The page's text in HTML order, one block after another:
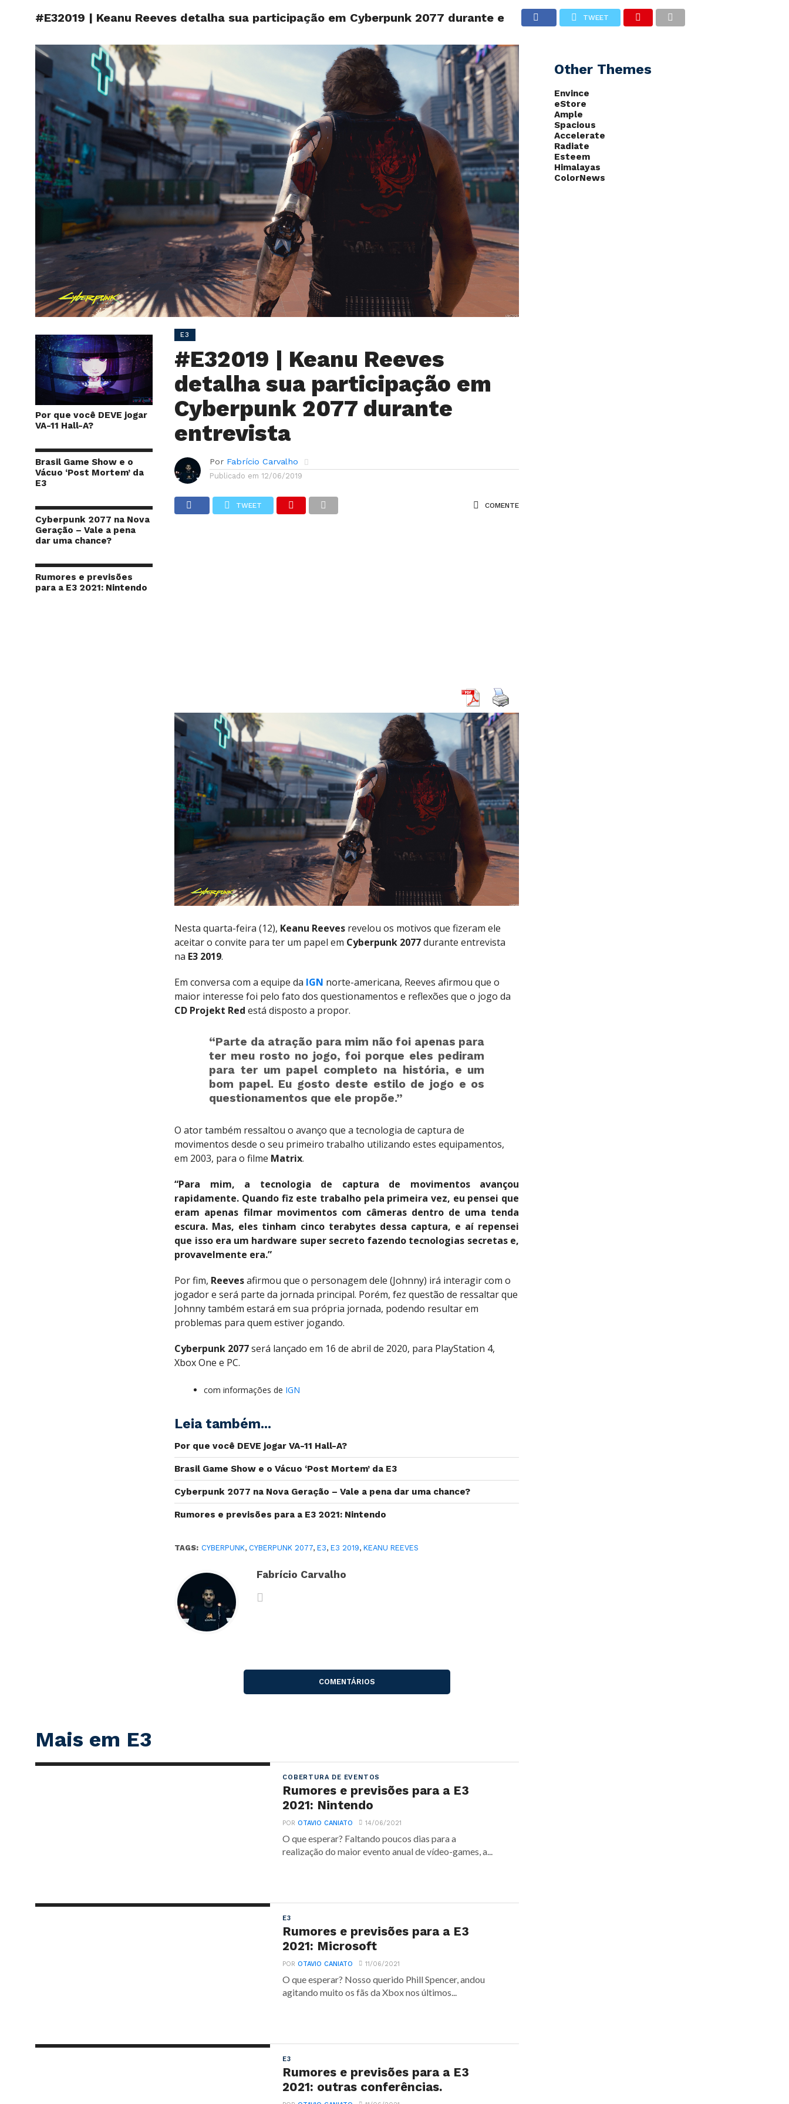
CRÍTICAS NOTÍCIAS PODCASTS
#E32019 | Keanu Reeves detalha sua participação em Cyberpunk 2077 durante entrevista TWEET
Por que você DEVE jogar
VA-11 Hall-A?
Brasil Game Show e o
Vácuo ‘Post Mortem’ da
E3
Cyberpunk 2077 na Nova
Geração – Vale a pena
dar uma chance?
Rumores e previsões
para a E3 2021: Nintendo
E3
#E32019 | Keanu Reeves
detalha sua participação em
Cyberpunk 2077 durante
entrevista
Por Fabrício Carvalho
Publicado em 12/06/2019
TWEET COMENTE
Nesta quarta-feira (12), Keanu Reeves revelou os motivos que fizeram ele
aceitar o convite para ter um papel em Cyberpunk 2077durante entrevista
na E3 2019.
Em conversa com a equipe da IGN norte-americana, Reeves afirmou que o
maior interesse foi pelo fato dos questionamentos e reflexões que o jogo da
CD Projekt Red está disposto a propor.
“Parte da atração para mim não foi apenas para
ter meu rosto no jogo, foi porque eles pediram
para ter um papel completo na história, e um
bom papel. Eu gosto deste estilo de jogo e os
questionamentos que ele propõe.”
O ator também ressaltou o avanço que a tecnologia de captura de
movimentos desde o seu primeiro trabalho utilizando estes equipamentos,
em 2003, para o filme Matrix.
“Para mim, a tecnologia de captura de movimentos avançou
rapidamente. Quando fiz este trabalho pela primeira vez, eu pensei que
eram apenas filmar movimentos com câmeras dentro de uma tenda
escura. Mas, eles tinham cinco terabytes dessa captura, e aí repensei
que isso era um hardware super secreto fazendo tecnologias secretas e,
provavelmente era.”
Por fim, Reevesafirmou que o personagem dele (Johnny) irá interagir com o
jogador e será parte da jornada principal. Porém, fez questão de ressaltar que
Johnny também estará em sua própria jornada, podendo resultar em
problemas para quem estiver jogando.
Cyberpunk 2077será lançado em 16 de abril de 2020, para PlayStation 4,
Xbox One e PC.
com informações de IGN
Leia também...
Por que você DEVE jogar VA-11 Hall-A?
Brasil Game Show e o Vácuo ‘Post Mortem’ da E3
Cyberpunk 2077 na Nova Geração – Vale a pena dar uma chance?
Rumores e previsões para a E3 2021: Nintendo
TAGS: CYBERPUNK, CYBERPUNK 2077,E3,E3 2019,KEANU REEVES
Fabrício Carvalho
COMENTÁRIOS
Mais em E3
COBERTURA DE EVENTOS
Rumores e previsões para a E3
2021: Nintendo
POROTAVIO CANIATO 14/06/2021
O que esperar? Faltando poucos dias para a
realização do maior evento anual de vídeo-games, a...
E3
Rumores e previsões para a E3
2021: Microsoft
POROTAVIO CANIATO 11/06/2021
O que esperar? Nosso querido Phill Spencer, andou
agitando muito os fãs da Xbox nos últimos...
E3
Rumores e previsões para a E3
2021: outras conferências.
Other Themes
Envince
eStore
Ample
Spacious
Accelerate
Radiate
Esteem
Himalayas
ColorNews